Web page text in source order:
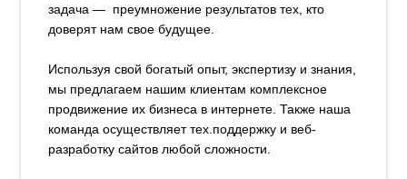
задача — преумножение результатов тех, кто
доверят нам свое будущее.
Используя свой богатый опыт, экспертизу и знания,
мы предлагаем нашим клиентам комплексное
продвижение их бизнеса в интернете. Также наша
команда осуществляет тех.поддержку и веб-
разработку сайтов любой сложности.